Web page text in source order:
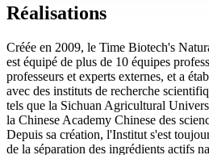
Réalisations
Créée en 2009, le Time Biotech's
est équipé de plus de 10 équipes
professeurs et experts externes, et a
avec des instituts de recherche
tels que la Sichuan Agricultural
la Chinese Academy Chinese des
Depuis sa création, l'Institut s'est
de la séparation des ingrédients actifs